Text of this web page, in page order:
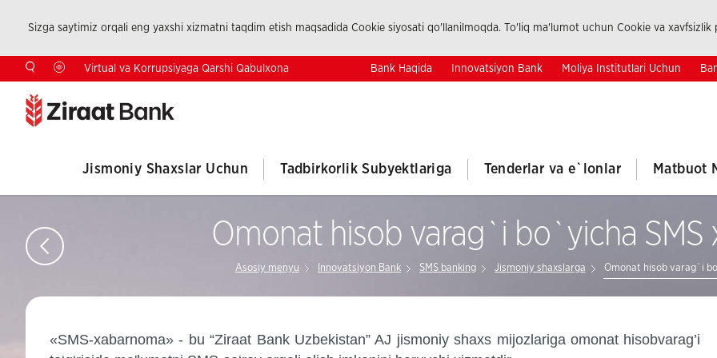
Sizga saytimiz orqali eng yaxshi xizmatni taqdim etish maqsadida Cookie siyosati qo'llanilmoqda. To'liq ma'lumot uchun Cookie va
Virtual va Korrupsiyaga Qarshi Qabulxona Bank Haqida Innovatsiyon Bank Moliya Institutlari Uchun
Jismoniy Shaxslar Uchun Tadbirkorlik Subyektlariga Tenderlar va e`lonlar Matbuot
Omonat hisob varag`i bo`yicha SMS
Asosiy menyu Innovatsiyon Bank SMS banking Jismoniy shaxslarga Omonat hisob varag`i
«SMS-xabarnoma» - bu“Ziraat Bank Uzbekistan” AJ jismoniy shaxs mijozlariga omonat hisobvarag’i